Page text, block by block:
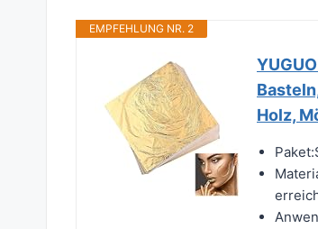
EMPFEHLUNG NR. 2
Holz,